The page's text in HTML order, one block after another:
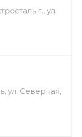
г., ул.
ул. Северная,